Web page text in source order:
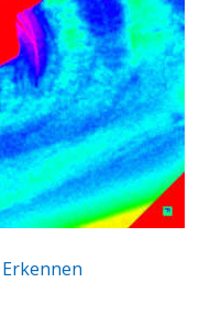
Erkennen